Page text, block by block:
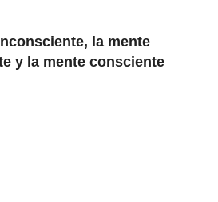
la mente
y la mente consciente